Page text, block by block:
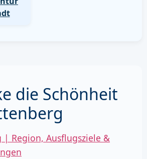
die Schönheit
| Region, Ausflugsziele &